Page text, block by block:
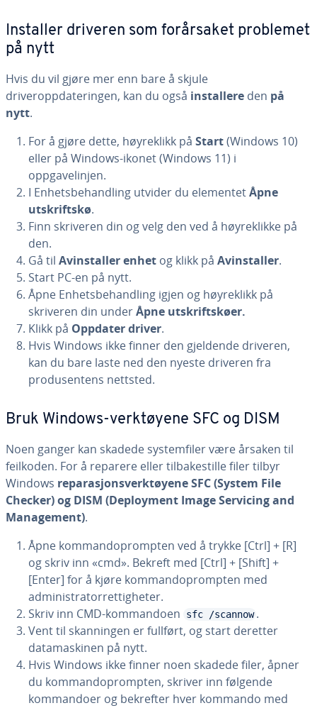
Installer driveren som forårsaket problemet
på nytt
Hvis du vil gjøre mer enn bare å skjule
driveroppdateringen, kan du også installere den på
nytt.
For å gjøre dette, høyreklikk på Start(Windows 10)
eller på Windows-ikonet (Windows 11) i
oppgavelinjen.
I Enhetsbehandling utvider du elementetÅpne
utskriftskø.
Finn skriveren din og velg den ved å høyreklikke på
den.
Gå til Avinstaller enhet og klikk på Avinstaller.
Start PC-en på nytt.
Åpne Enhetsbehandling igjen og høyreklikk på
skriveren din underÅpne utskriftskøer.
Klikk på Oppdater driver.
Hvis Windows ikke finner den gjeldende driveren,
kan du bare laste ned den nyeste driveren fra
produsentens nettsted.
Bruk Windows-verktøyene SFC og DISM
Noen ganger kan skadede systemfiler være årsaken til
feilkoden. For å reparere eller tilbakestille filer tilbyr
Windows reparasjonsverktøyene SFC (System File
Checker) og DISM (Deployment Image Servicing and
Management).
Åpne kommandoprompten ved å trykke [Ctrl] + [R]
og skriv inn «cmd». Bekreft med [Ctrl] + [Shift] +
[Enter] for å kjøre kommandoprompten med
administratorrettigheter.
Skriv inn CMD-kommandoen
sfc /scannow .
Vent til skanningen er fullført, og start deretter
datamaskinen på nytt.
Hvis Windows ikke finner noen skadede filer, åpner
du kommandoprompten, skriver inn følgende
kommandoer og bekrefter hver kommando med